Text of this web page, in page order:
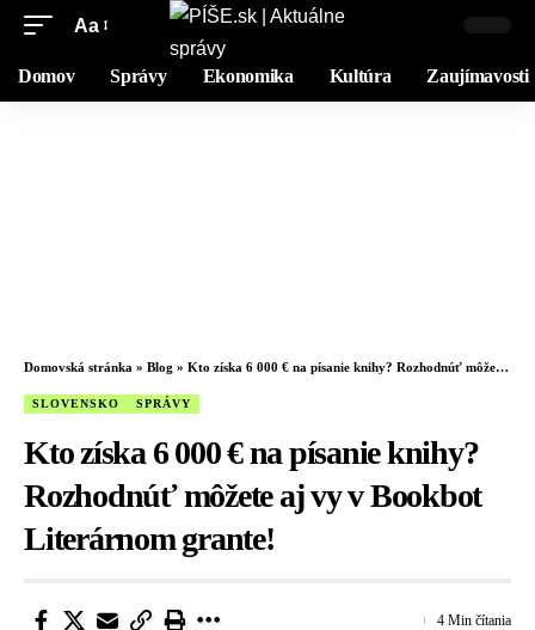
Aa
Domov Správy Ekonomika Kultúra Zaujímavosti
Domovská stránka » Blog » Kto získa 6 000 € na písanie knihy? Rozhodnúť môžete aj vy v Bookbot Literárnom grante!
SLOVENSKO SPRÁVY
Kto získa 6 000 € na písanie knihy?
Rozhodnúť môžete aj vy v Bookbot
Literárnom grante!
4 Min čítania